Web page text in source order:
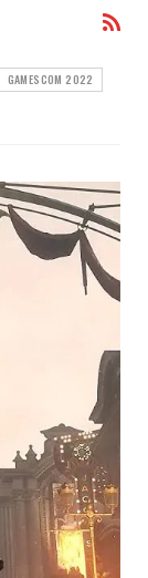
GAMESCOM 2022